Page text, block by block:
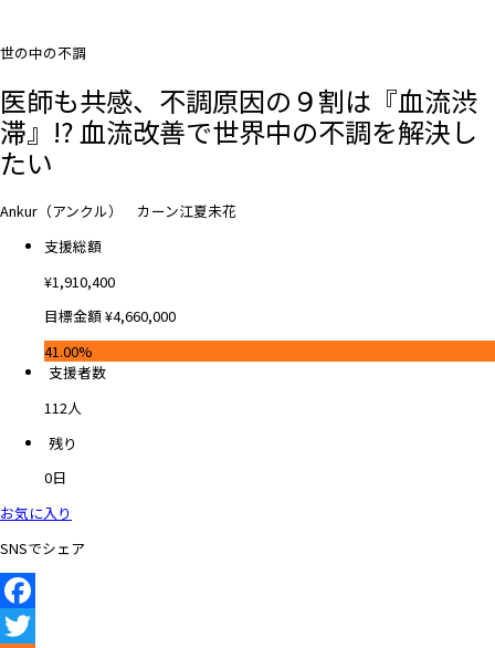
世の中の不調
医師も共感、不調原因の９割は『血流渋
滞』!? 血流改善で世界中の不調を解決し
たい
Ankur（アンクル） カーン江夏未花
支援総額
¥1,910,400
目標金額¥4,660,000
41.00%
支援者数
112人
残り
0日
お気に入り
SNSでシェア
Facebook